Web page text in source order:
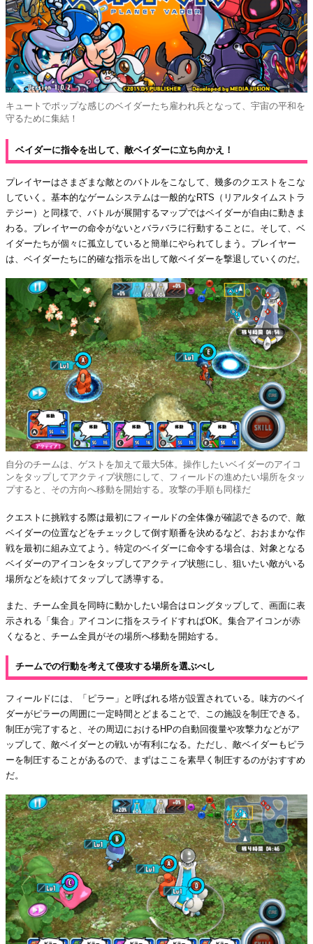
キュートでポップな感じのベイダーたち雇われ兵となって、宇宙の平和を
守るために集結！
ベイダーに指令を出して、敵ベイダーに立ち向かえ！
プレイヤーはさまざまな敵とのバトルをこなして、幾多のクエストをこな
していく。基本的なゲームシステムは一般的なRTS（リアルタイムストラ
テジー）と同様で、バトルが展開するマップではベイダーが自由に動きま
わる。プレイヤーの命令がないとバラバラに行動することに。そして、ベ
イダーたちが個々に孤立していると簡単にやられてしまう。プレイヤー
は、ベイダーたちに的確な指示を出して敵ベイダーを撃退していくのだ。
自分のチームは、ゲストを加えて最大5体。操作したいベイダーのアイコ
ンをタップしてアクティブ状態にして、フィールドの進めたい場所をタッ
プすると、その方向へ移動を開始する。攻撃の手順も同様だ
クエストに挑戦する際は最初にフィールドの全体像が確認できるので、敵
ベイダーの位置などをチェックして倒す順番を決めるなど、おおまかな作
戦を最初に組み立てよう。特定のベイダーに命令する場合は、対象となる
ベイダーのアイコンをタップしてアクティブ状態にし、狙いたい敵がいる
場所などを続けてタップして誘導する。
また、チーム全員を同時に動かしたい場合はロングタップして、画面に表
示される「集合」アイコンに指をスライドすればOK。集合アイコンが赤
くなると、チーム全員がその場所へ移動を開始する。
チームでの行動を考えて侵攻する場所を選ぶべし
フィールドには、「ピラー」と呼ばれる塔が設置されている。味方のベイ
ダーがピラーの周囲に一定時間とどまることで、この施設を制圧できる。
制圧が完了すると、その周辺におけるHPの自動回復量や攻撃力などがア
ップして、敵ベイダーとの戦いが有利になる。ただし、敵ベイダーもピラ
ーを制圧することがあるので、まずはここを素早く制圧するのがおすすめ
だ。